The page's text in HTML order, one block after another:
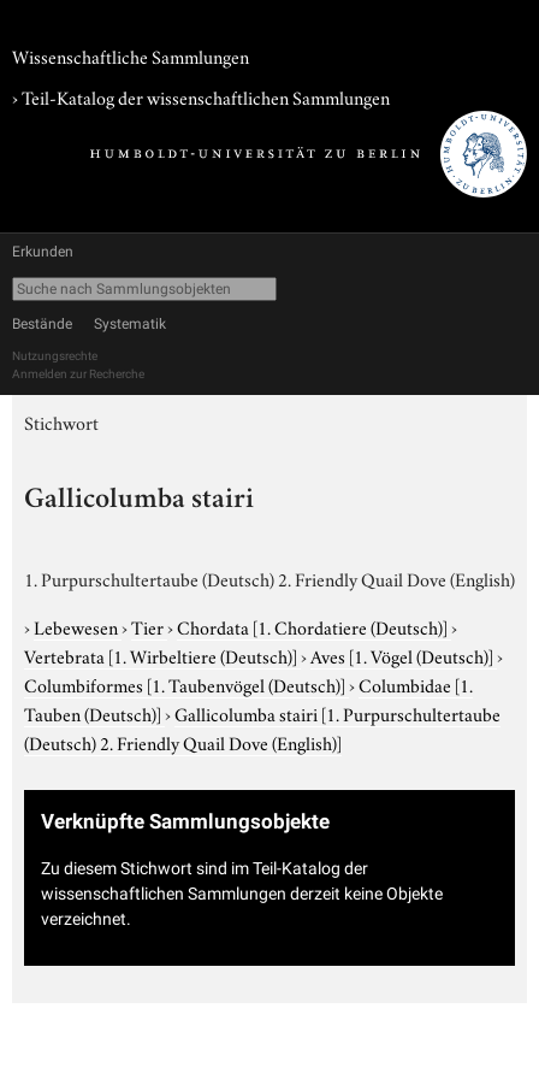
Wissenschaftliche Sammlungen
› Teil-Katalog der wissenschaftlichen Sammlungen
Erkunden
Bestände Systematik
Nutzungsrechte
Anmelden zur Recherche
Stichwort
Gallicolumba stairi
1. Purpurschultertaube (Deutsch) 2. Friendly Quail Dove (English)
›Lebewesen›Tier›Chordata [1. Chordatiere (Deutsch)]›
Vertebrata [1. Wirbeltiere (Deutsch)]›Aves [1. Vögel (Deutsch)]›
Columbiformes [1. Taubenvögel (Deutsch)]›Columbidae [1.
Tauben (Deutsch)]›Gallicolumba stairi [1. Purpurschultertaube
(Deutsch) 2. Friendly Quail Dove (English)]
Verknüpfte Sammlungsobjekte
Zu diesem Stichwort sind im Teil-Katalog der
wissenschaftlichen Sammlungen derzeit keine Objekte
verzeichnet.